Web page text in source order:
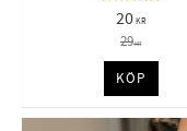
20KR
29KR
KÖP